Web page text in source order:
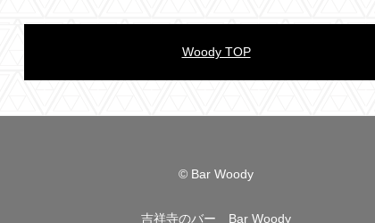
Woody TOP
© Bar Woody
吉祥寺のバー Bar Woody